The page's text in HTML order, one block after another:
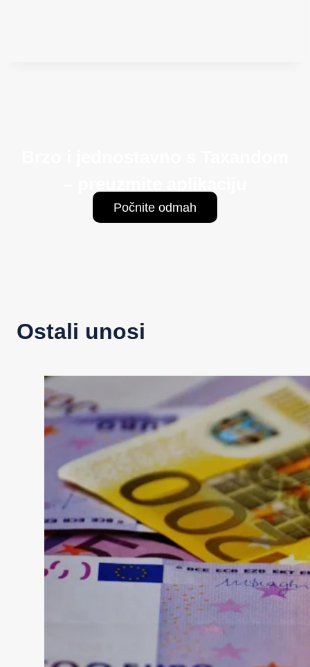
Počnite odmah
Ostali unosi